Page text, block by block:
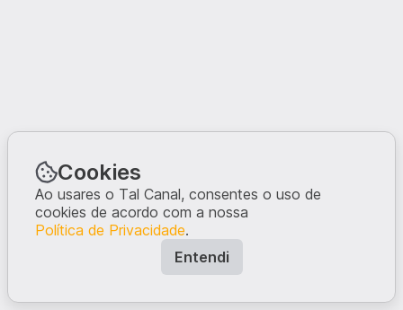
Cookies
Ao usares o Tal Canal, consentes o uso de
cookies de acordo com a nossa
Política de Privacidade.
Entendi